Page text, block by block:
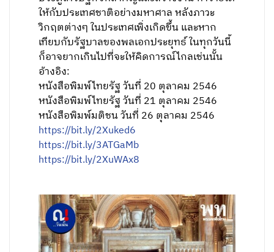
ให้กับประเทศชาติอย่างมหาศาล หลังภาวะ
วิกฤตต่างๆ ในประเทศเพิ่งเกิดขึ้น และหาก
เทียบกับรัฐบาลของพลเอกประยุทธ์ ในทุกวันนี้
ก็อาจยากเกินไปที่จะให้คิดการณ์ไกลเช่นนั้น
อ้างอิง:
หนังสือพิมพ์ไทยรัฐ วันที่ 20 ตุลาคม 2546
หนังสือพิมพ์ไทยรัฐ วันที่ 21 ตุลาคม 2546
หนังสือพิมพ์มติชน วันที่ 26 ตุลาคม 2546
https://bit.ly/2Xuked6
https://bit.ly/3ATGaMb
https://bit.ly/2XuWAx8